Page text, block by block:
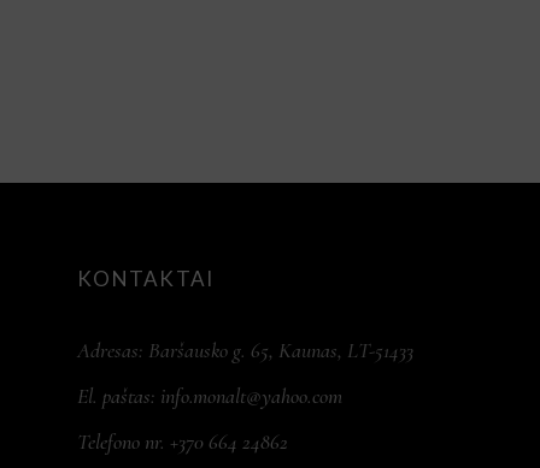
KONTAKTAI
Adresas: Baršausko g. 65, Kaunas, LT-51433
El. paštas: info.monalt@yahoo.com
Telefono nr. +370 664 24862